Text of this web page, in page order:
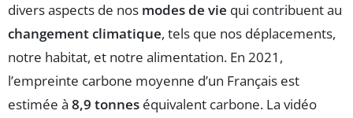
divers aspects de nos modes de vie qui contribuent au
changement climatique, tels que nos déplacements,
notre habitat, et notre alimentation. En 2021,
l’empreinte carbone moyenne d’un Français est
estimée à 8,9 tonnes équivalent carbone. La vidéo